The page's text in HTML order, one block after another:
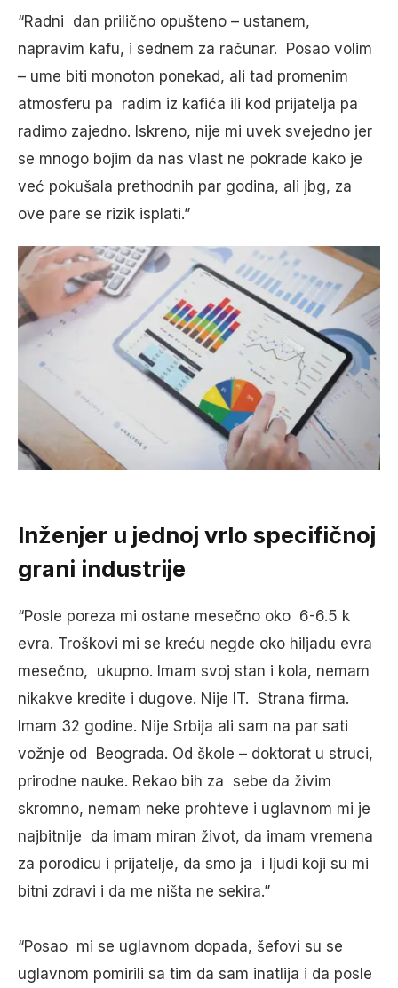
“Radni dan prilično opušteno – ustanem,
napravim kafu, i sednem za računar. Posao volim
– ume biti monoton ponekad, ali tad promenim
atmosferu pa radim iz kafića ili kod prijatelja pa
radimo zajedno. Iskreno, nije mi uvek svejedno jer
se mnogo bojim da nas vlast ne pokrade kako je
već pokušala prethodnih par godina, ali jbg, za
ove pare se rizik isplati.”
Inženjer u jednoj vrlo specifičnoj
grani industrije
“Posle poreza mi ostane mesečno oko 6-6.5 k
evra. Troškovi mi se kreću negde oko hiljadu evra
mesečno, ukupno. Imam svoj stan i kola, nemam
nikakve kredite i dugove. Nije IT. Strana firma.
Imam 32 godine. Nije Srbija ali sam na par sati
vožnje od Beograda. Od škole – doktorat u struci,
prirodne nauke. Rekao bih za sebe da živim
skromno, nemam neke prohteve i uglavnom mi je
najbitnije da imam miran život, da imam vremena
za porodicu i prijatelje, da smo ja i ljudi koji su mi
bitni zdravi i da me ništa ne sekira.”
“Posao mi se uglavnom dopada, šefovi su se
uglavnom pomirili sa tim da sam inatlija i da posle